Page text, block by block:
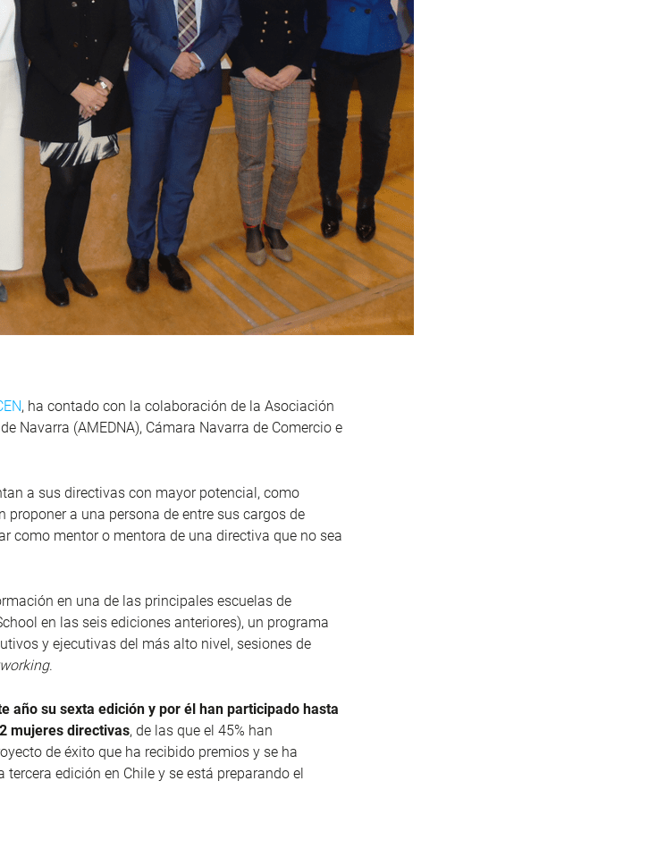
, ha contado con la colaboración de la Asociación
Navarra (AMEDNA), Cámara Navarra de Comercio e
a sus directivas con mayor potencial, como
a una persona de entre sus cargos de
como mentor o mentora de una directiva que no sea
en una de las principales escuelas de
en las seis ediciones anteriores), un programa
y ejecutivas del más alto nivel, sesiones de
.
año su sexta edición y por él han participado hasta
mujeres directivas, de las que el 45% han
de éxito que ha recibido premios y se ha
edición en Chile y se está preparando el